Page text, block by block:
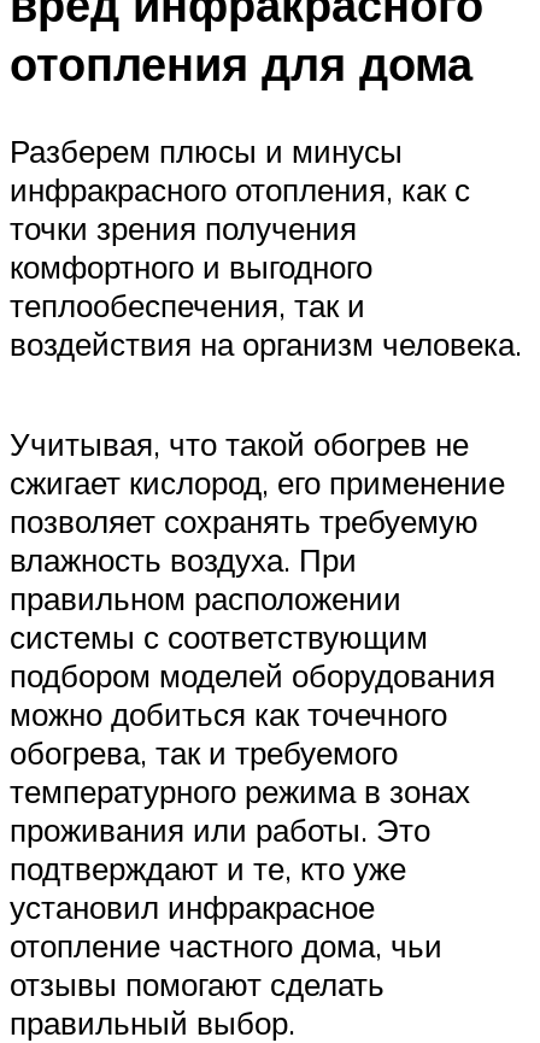
отопления для дома
Разберем плюсы и минусы
инфракрасного отопления, как с
точки зрения получения
комфортного и выгодного
теплообеспечения, так и
воздействия на организм человека.
Учитывая, что такой обогрев не
сжигает кислород, его применение
позволяет сохранять требуемую
влажность воздуха. При
правильном расположении
системы с соответствующим
подбором моделей оборудования
можно добиться как точечного
обогрева, так и требуемого
температурного режима в зонах
проживания или работы. Это
подтверждают и те, кто уже
установил инфракрасное
отопление частного дома, чьи
отзывы помогают сделать
правильный выбор.